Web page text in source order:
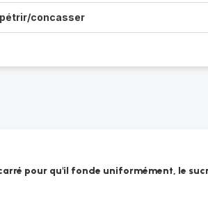
concasser
pour qu'il fonde uniformément, le